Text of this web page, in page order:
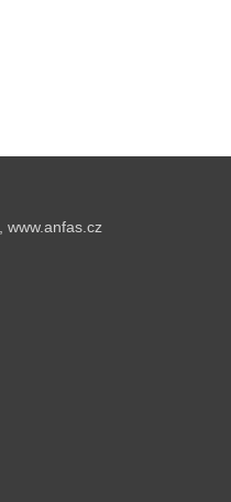
www.anfas.cz